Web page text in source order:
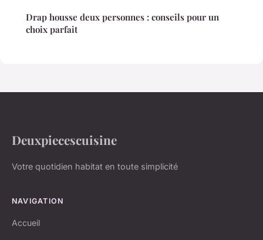
Drap housse deux personnes : conseils pour un
choix parfait
Deuxpiecescuisine
Votre quotidien habitat en toute simplicité
NAVIGATION
Accueil